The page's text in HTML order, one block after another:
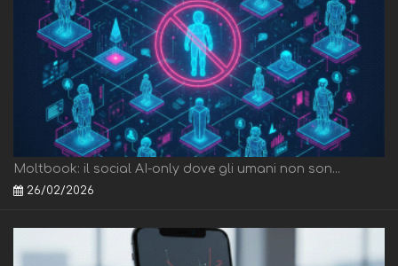
Moltbook: il social AI-only dove gli umani non son...
26/02/2026